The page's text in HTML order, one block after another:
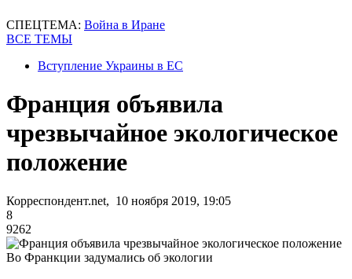
СПЕЦТЕМА: Война в Иране
ВСЕ ТЕМЫ
Вступление Украины в ЕС
Франция объявила
чрезвычайное экологическое
положение
Корреспондент.net, 10 ноября 2019, 19:05
8
9262
Во Франкции задумались об экологии